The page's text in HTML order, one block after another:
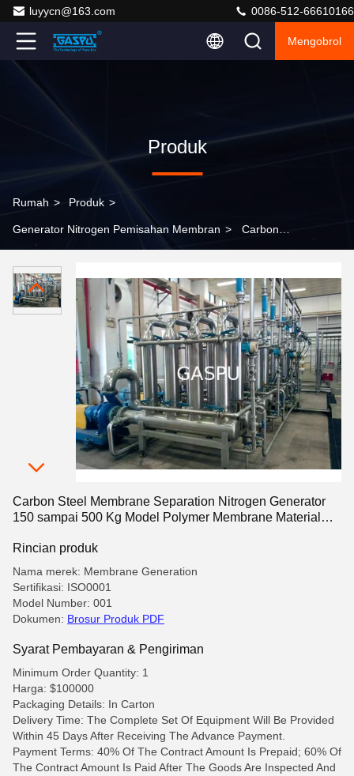
luyycn@163.com 0086-512-66610166
Mengobrol
Produk
Rumah > Produk >
Generator Nitrogen Pemisahan Membran > Carbon
sampai 500 Kg Model Polymer Membrane Material
Nitrogen Production System
Carbon Steel Membrane Separation Nitrogen Generator
150 sampai 500 Kg Model Polymer Membrane Material
Rincian produk
Nama merek: Membrane Generation
Sertifikasi: ISO0001
Model Number: 001
Dokumen: Brosur Produk PDF
Syarat Pembayaran & Pengiriman
Minimum Order Quantity: 1
Harga: $100000
Packaging Details: In Carton
Delivery Time: The Complete Set Of Equipment Will Be Provided
Within 45 Days After Receiving The Advance Payment.
Payment Terms: 40% Of The Contract Amount Is Prepaid; 60% Of
The Contract Amount Is Paid After The Goods Are Inspected And